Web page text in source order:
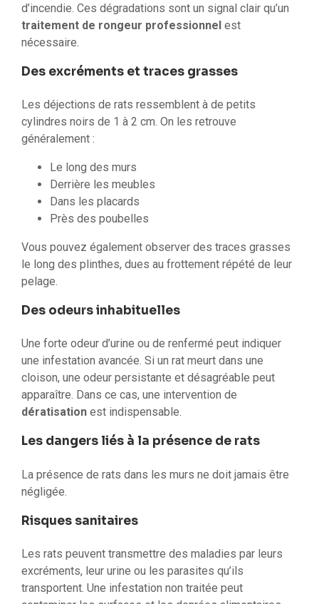
d’incendie. Ces dégradations sont un signal clair qu’un
traitement de rongeur professionnelest
nécessaire.
Des excréments et traces grasses
Les déjections de rats ressemblent à de petits
cylindres noirs de 1 à 2 cm. On les retrouve
généralement :
Le long des murs
Derrière les meubles
Dans les placards
Près des poubelles
Vous pouvez également observer des traces grasses
le long des plinthes, dues au frottement répété de leur
pelage.
Des odeurs inhabituelles
Une forte odeur d’urine ou de renfermé peut indiquer
une infestation avancée. Si un rat meurt dans une
cloison, une odeur persistante et désagréable peut
apparaître. Dans ce cas, une intervention de
dératisationest indispensable.
Les dangers liés à la présence de rats
La présence de rats dans les murs ne doit jamais être
négligée.
Risques sanitaires
Les rats peuvent transmettre des maladies par leurs
excréments, leur urine ou les parasites qu’ils
transportent. Une infestation non traitée peut